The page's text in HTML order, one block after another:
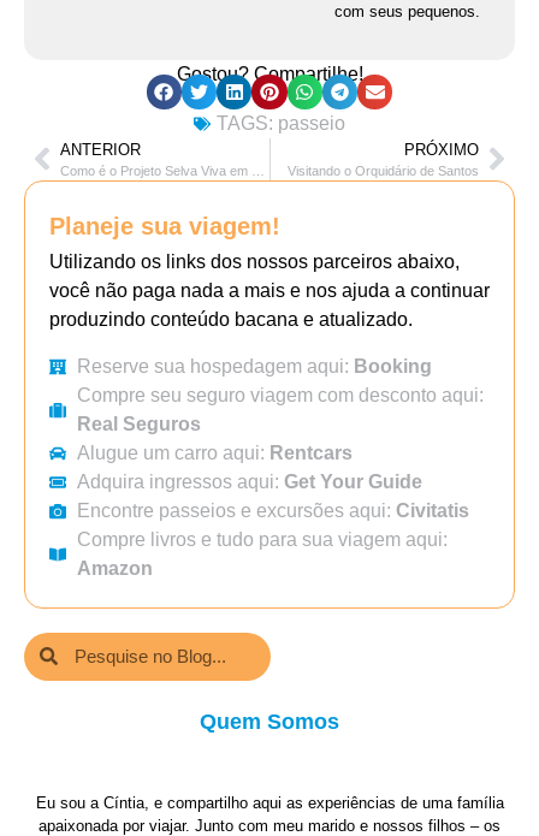
com seus pequenos.
Gostou? Compartilhe!
TAGS: passeio
ANTERIOR PRÓXIMO
Visitando o Orquidário de Santos
Planeje sua viagem!
Utilizando os links dos nossos parceiros abaixo,
você não paga nada a mais e nos ajuda a continuar
produzindo conteúdo bacana e atualizado.
Reserve sua hospedagem aqui: Booking
Compre seu seguro viagem com desconto aqui:
Real Seguros
Alugue um carro aqui: Rentcars
Adquira ingressos aqui: Get Your Guide
Encontre passeios e excursões aqui: Civitatis
Compre livros e tudo para sua viagem aqui:
Amazon
Quem Somos
Eu sou a Cíntia, e compartilho aqui as experiências de uma família
apaixonada por viajar. Junto com meu marido e nossos filhos – os